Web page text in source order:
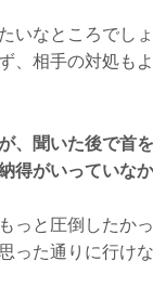
いなところでし
、相手の対処も
聞いた後で首を
得がいっていな
っと圧倒したか
った通りに行け